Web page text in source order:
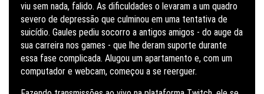
viu sem nada, falido. As dificuldades o levaram a um quadro
severo de depressão que culminou em uma tentativa de
suicídio. Gaules pediu socorro a antigos amigos - do auge da
sua carreira nos games - que lhe deram suporte durante
essa fase complicada. Alugou um apartamento e, com um
computador e webcam, começou a se reerguer.